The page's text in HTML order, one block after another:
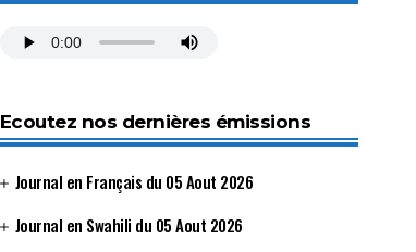
Ecoutez nos dernières émissions
Journal en Français du 05 Aout 2026
Journal en Swahili du 05 Aout 2026